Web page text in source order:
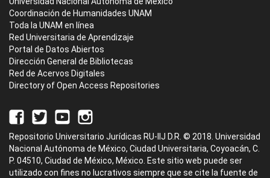
Coordinación de Humanidades UNAM
Toda la UNAM en línea
Red Universitaria de Aprendizaje
Portal de Datos Abiertos
Dirección General de Bibliotecas
Red de Acervos Digitales
Directory of Open Access Repositories
Repositorio Universitario Jurídicas RU-IIJ D.R. © 2018. Universidad
Nacional Autónoma de México, Ciudad Universitaria, Coyoacán, C.
P. 04510, Ciudad de México, México. Este sitio web puede ser
utilizado con fines no lucrativos siempre que se cite la fuente de